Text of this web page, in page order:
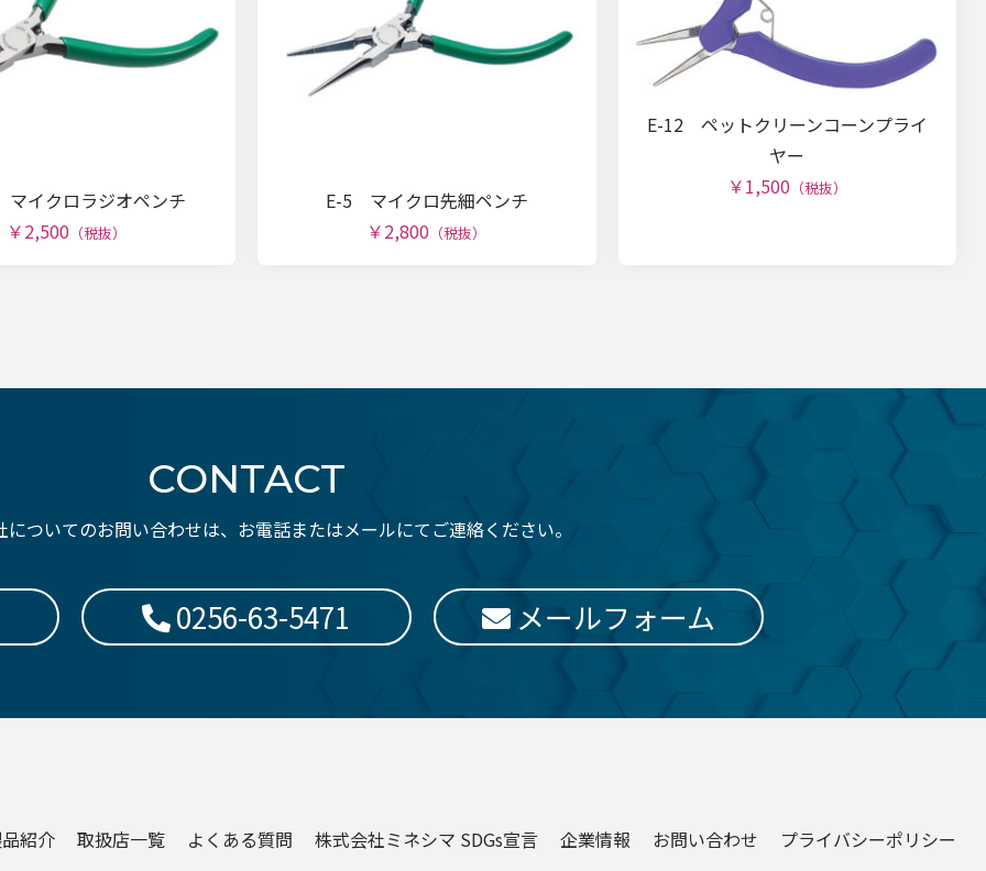
イクロラジオペンチ
￥2,500（税抜）
E-5 マイクロ先細ペンチ
￥2,800 （税抜）
E-12 ペットクリーンコーンプライ
ヤー
￥1,500（税抜）
CONTACT
についてのお問い合わせは、お電話またはメールにてご連絡ください。
0256-63-5471 メールフォーム
紹介 取扱店一覧 よくある質問 株式会社ミネシマ SDGs宣言 企業情報 お問い合わせ プライバシーポリシー